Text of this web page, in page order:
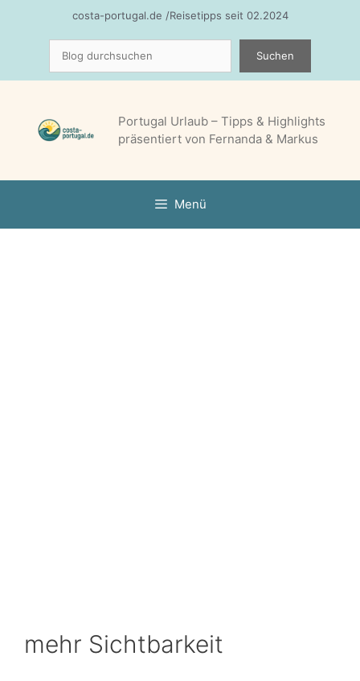
costa-portugal.de /Reisetipps seit 02.2024
Suchen
Portugal Urlaub – Tipps & Highlights
präsentiert von Fernanda & Markus
Menü
mehr Sichtbarkeit